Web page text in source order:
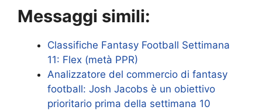
Messaggi simili:
Classifiche Fantasy Football Settimana
11: Flex (metà PPR)
Analizzatore del commercio di fantasy
football: Josh Jacobs è un obiettivo
prioritario prima della settimana 10